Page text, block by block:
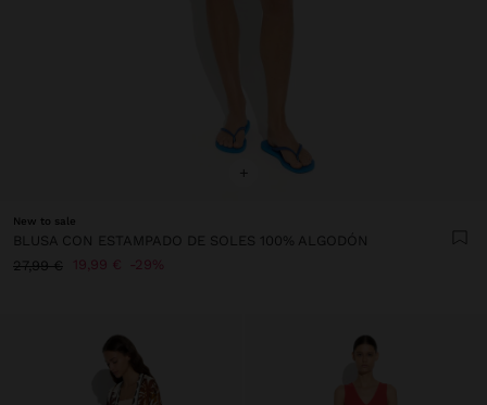
+
New to sale
BLUSA CON ESTAMPADO DE SOLES 100% ALGODÓN
27,99 €
19,99 € 29%